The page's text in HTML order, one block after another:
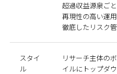
超過収益源泉ご
再現性の高い運
徹底したリスク
スタイ
ル
リサーチ主体の
イルにトップダ